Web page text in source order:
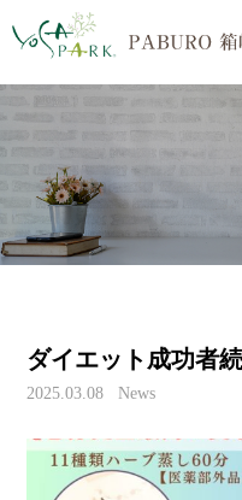
ダイエット成功者
2025.03.08 News